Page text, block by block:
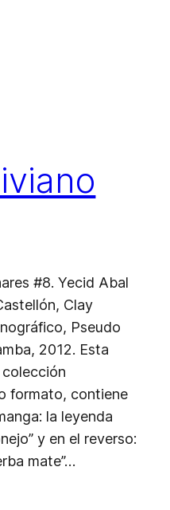
#8. Yecid Abal
Clay
Pseudo
2012. Esta
formato, contiene
la leyenda
y en el reverso:
mate”…